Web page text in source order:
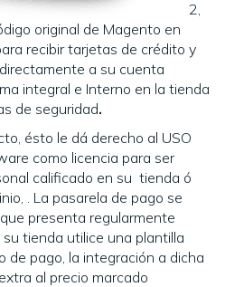
2,
original de Magento en
recibir tarjetas de crédito y
a su cuenta
integral e Interno en la tienda
de seguridad.
ésto le dá derecho al USO
como licencia para ser
calificado en su tienda ó
. La pasarela de pago se
presenta regularmente
tienda utilice una plantilla
de pago, la integración a dicha
al precio marcado